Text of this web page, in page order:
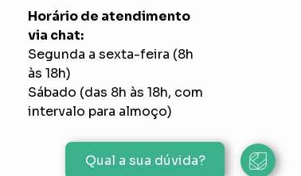
Horário de atendimento
via chat:
Segunda a sexta-feira (8h
às 18h)
Sábado (das 8h às 18h, com
intervalo para almoço)
Qual a sua dúvida?